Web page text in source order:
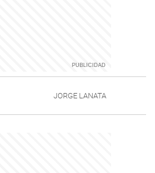
JORGE LANATA